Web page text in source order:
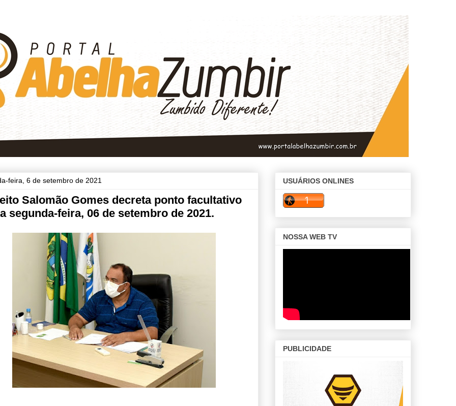
feira, 6 de setembro de 2021
Salomão Gomes decreta ponto facultativo
segunda-feira, 06 de setembro de 2021.
USUÁRIOS ONLINES
NOSSA WEB TV
PUBLICIDADE